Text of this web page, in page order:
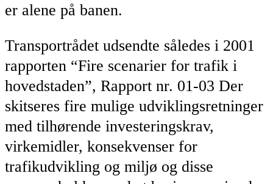
er alene på banen.
Transportrådet udsendte således i 2001
rapporten “Fire scenarier for trafik i
hovedstaden”, Rapport nr. 01-03 Der
skitseres fire mulige udviklingsretninger
med tilhørende investeringskrav,
virkemidler, konsekvenser for
trafikudvikling og miljø og disse